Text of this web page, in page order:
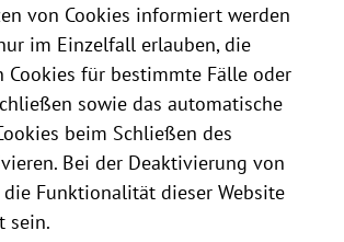
von Cookies informiert werden
im Einzelfall erlauben, die
Cookies für bestimmte Fälle oder
sowie das automatische
beim Schließen des
Bei der Deaktivierung von
die Funktionalität dieser Website
sein.